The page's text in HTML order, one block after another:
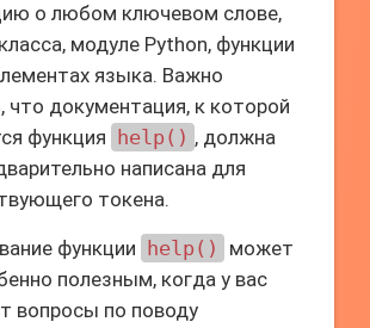
о любом ключевом слове,
модуле Python, функции
языка. Важно
что документация, к которой
функция
help() , должна
написана для
токена.
функции help()
может
полезным, когда у вас
вопросы по поводу